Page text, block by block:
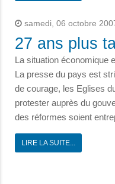
samedi, 06 octobre
27 ans plus
La situation économique
La presse du pays est
de courage, les Eglises
protester auprès du
des réformes soient
LIRE LA SUITE...